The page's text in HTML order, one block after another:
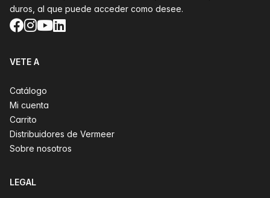
duros, al que puede acceder como desee.
Facebook
Instagram
YouTube
LinkedIn
VETE A
Catálogo
Mi cuenta
Carrito
Distribuidores de Vermeer
Sobre nosotros
LEGAL